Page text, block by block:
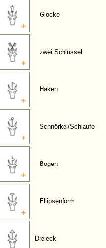
Glocke
zwei Schlüssel
Haken
Schnörkel/Schlaufe
Bogen
Ellipsenform
Dreieck